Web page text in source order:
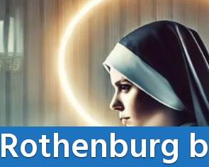
Rothenburg